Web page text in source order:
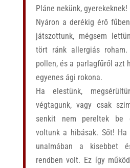
Pláne nekünk, gyerekeknek!
Nyáron a derékig érő
játszottunk, mégsem
tört ránk allergiás
pollen, és a parlagfűről azt
egyenes ági rokona.
Ha elestünk,
végtagunk, vagy csak
senkit nem pereltek be
voltunk a hibásak. Sőt! Ha
unalmában a kisebbet
rendben volt. Ez így